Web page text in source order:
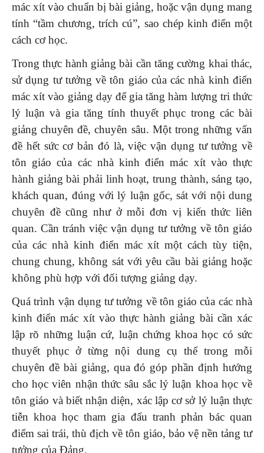
mác xít vào chuẩn bị bài giảng, hoặc vận dụng mang
tính “tầm chương, trích cú”, sao chép kinh điển một
cách cơ học.
Trong thực hành giảng bài cần tăng cường khai thác,
sử dụng tư tưởng về tôn giáo của các nhà kinh điển
mác xít vào giảng dạy để gia tăng hàm lượng tri thức
lý luận và gia tăng tính thuyết phục trong các bài
giảng chuyên đề, chuyên sâu. Một trong những vấn
đề hết sức cơ bản đó là, việc vận dụng tư tưởng về
tôn giáo của các nhà kinh điển mác xít vào thực
hành giảng bài phải linh hoạt, trung thành, sáng tạo,
khách quan, đúng với lý luận gốc, sát với nội dung
chuyên đề cũng như ở mỗi đơn vị kiến thức liên
quan. Cần tránh việc vận dụng tư tưởng về tôn giáo
của các nhà kinh điển mác xít một cách tùy tiện,
chung chung, không sát với yêu cầu bài giảng hoặc
không phù hợp với đối tượng giảng dạy.
Quá trình vận dụng tư tưởng về tôn giáo của các nhà
kinh điển mác xít vào thực hành giảng bài cần xác
lập rõ những luận cứ, luận chứng khoa học có sức
thuyết phục ở từng nội dung cụ thể trong mỗi
chuyên đề bài giảng, qua đó góp phần định hướng
cho học viên nhận thức sâu sắc lý luận khoa học về
tôn giáo và biết nhận diện, xác lập cơ sở lý luận thực
tiễn khoa học tham gia đấu tranh phản bác quan
điểm sai trái, thù địch về tôn giáo, bảo vệ nền tảng tư
tưởng của Đảng.